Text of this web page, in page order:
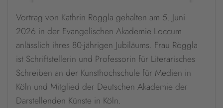
zu, um diese Inhalte anzuzeigen.
Mehr Informationen
Akzeptieren
powered by Usercentrics Consent
Management Platform
Vortrag von Kathrin Röggla gehalten am 5. Juni
2026 in der Evangelischen Akademie Loccum
anlässlich ihres 80-jährigen Jubiläums. Frau Röggla
ist Schriftstellerin und Professorin für Literarisches
Schreiben an der Kunsthochschule für Medien in
Köln und Mitglied der Deutschen Akademie der
Darstellenden Künste in Köln.